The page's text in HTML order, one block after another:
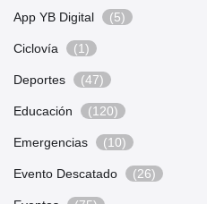
App YB Digital (5)
Ciclovía (1)
Deportes (47)
Educación (120)
Emergencias (10)
Evento Descatado (26)